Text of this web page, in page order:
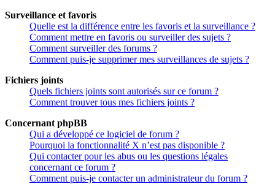
Surveillance et favoris
Quelle est la différence entre les favoris et la surveillance ?
Comment mettre en favoris ou surveiller des sujets ?
Comment surveiller des forums ?
Comment puis-je supprimer mes surveillances de sujets ?
Fichiers joints
Quels fichiers joints sont autorisés sur ce forum ?
Comment trouver tous mes fichiers joints ?
Concernant phpBB
Qui a développé ce logiciel de forum ?
Pourquoi la fonctionnalité X n’est pas disponible ?
Qui contacter pour les abus ou les questions légales
concernant ce forum ?
Comment puis-je contacter un administrateur du forum ?